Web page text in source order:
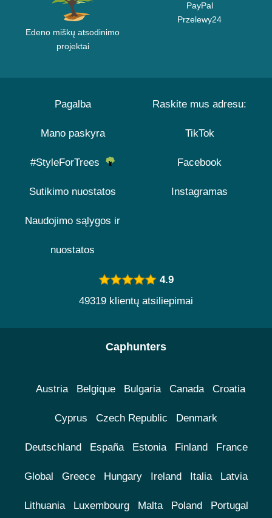
Edeno miškų atsodinimo
projektai
PayPal
Przelewy24
Pagalba
Mano paskyra
#StyleForTrees
Sutikimo nuostatos
Naudojimo sąlygos ir
nuostatos
Raskite mus adresu:
TikTok
Facebook
Instagramas
4.9
49319 klientų atsiliepimai
Caphunters
Austria Belgique Bulgaria Canada Croatia
Cyprus Czech Republic Denmark
Deutschland España Estonia Finland France
Global Greece Hungary Ireland Italia Latvia
Lithuania Luxembourg Malta Poland Portugal